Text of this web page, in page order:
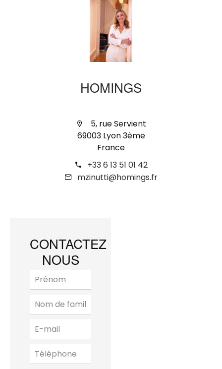
HOMINGS
5, rue Servient
69003 Lyon 3ème
France
+33 6 13 51 01 42
mzinutti@homings.fr
CONTACTEZ
NOUS